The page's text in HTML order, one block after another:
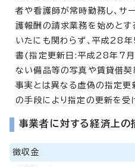
者や看護師が常時勤務し、サ
護報酬の請求業務を始めと
いたにも関わらず、平成28
書(指定更新日:平成28年7月
ない備品等の写真や賃貸借契
事実とは異なる虚偽の指定更
の手段により指定の更新を受
事業者に対する経済上の
徴収金